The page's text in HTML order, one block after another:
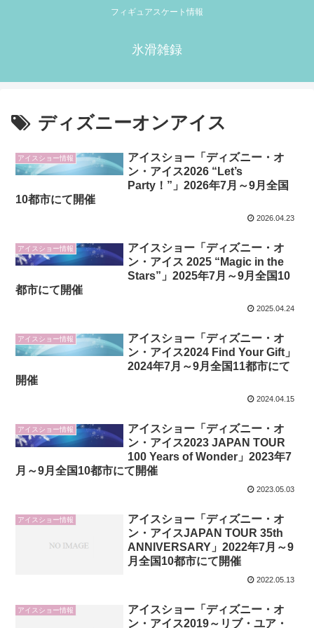
フィギュアスケート情報
氷滑雑録
ディズニーオンアイス
アイスショー情報
アイスショー「ディズニー・オ
ン・アイス2026 “Let’s
Party！”」2026年7月～9月全国
10都市にて開催
2026.04.23
アイスショー情報
アイスショー「ディズニー・オ
ン・アイス 2025 “Magic in the
Stars”」2025年7月～9月全国10
都市にて開催
2025.04.24
アイスショー情報
アイスショー「ディズニー・オ
ン・アイス2024 Find Your Gift」
2024年7月～9月全国11都市にて
開催
2024.04.15
アイスショー情報
アイスショー「ディズニー・オ
ン・アイス2023 JAPAN TOUR
100 Years of Wonder」2023年7
月～9月全国10都市にて開催
2023.05.03
アイスショー情報
アイスショー「ディズニー・オ
ン・アイスJAPAN TOUR 35th
ANNIVERSARY」2022年7月～9
月全国10都市にて開催
2022.05.13
アイスショー情報
アイスショー「ディズニー・オ
ン・アイス2019～リブ・ユア・